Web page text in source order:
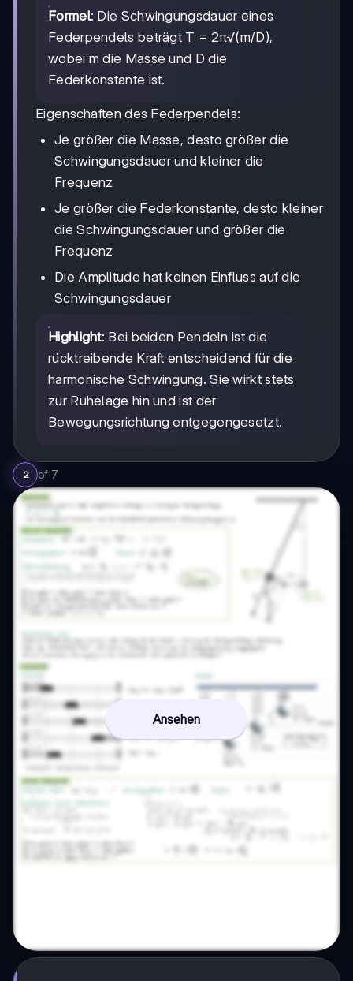
Formel: Die Schwingungsdauer eines
Federpendels beträgt T = 2π√(m/D),
wobei m die Masse und D die
Federkonstante ist.
Eigenschaften des Federpendels:
Je größer die Masse, desto größer die
Schwingungsdauer und kleiner die
Frequenz
Je größer die Federkonstante, desto kleiner
die Schwingungsdauer und größer die
Frequenz
Die Amplitude hat keinen Einfluss auf die
Schwingungsdauer
Highlight: Bei beiden Pendeln ist die
rücktreibende Kraft entscheidend für die
harmonische Schwingung. Sie wirkt stets
zur Ruhelage hin und ist der
Bewegungsrichtung entgegengesetzt.
2 of 7
Ansehen